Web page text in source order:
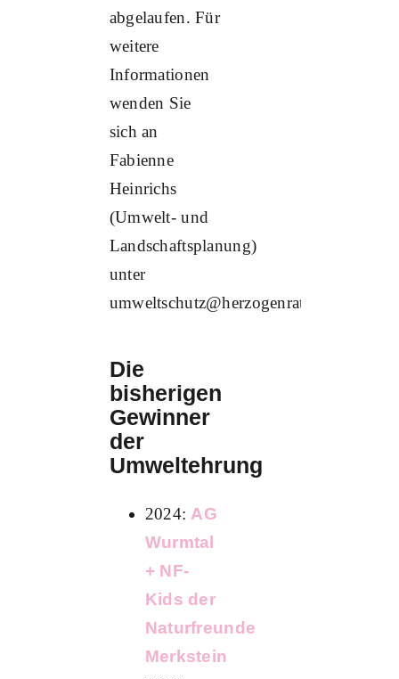
abgelaufen. Für
weitere
Informationen
wenden Sie
sich an
Fabienne
Heinrichs
(Umwelt- und
Landschaftsplanung)
unter
umweltschutz@herzogenrath.de.
Die
bisherigen
Gewinner
der
Umweltehrung
2024:AG
Wurmtal
+ NF-
Kids der
Naturfreunde
Merkstein